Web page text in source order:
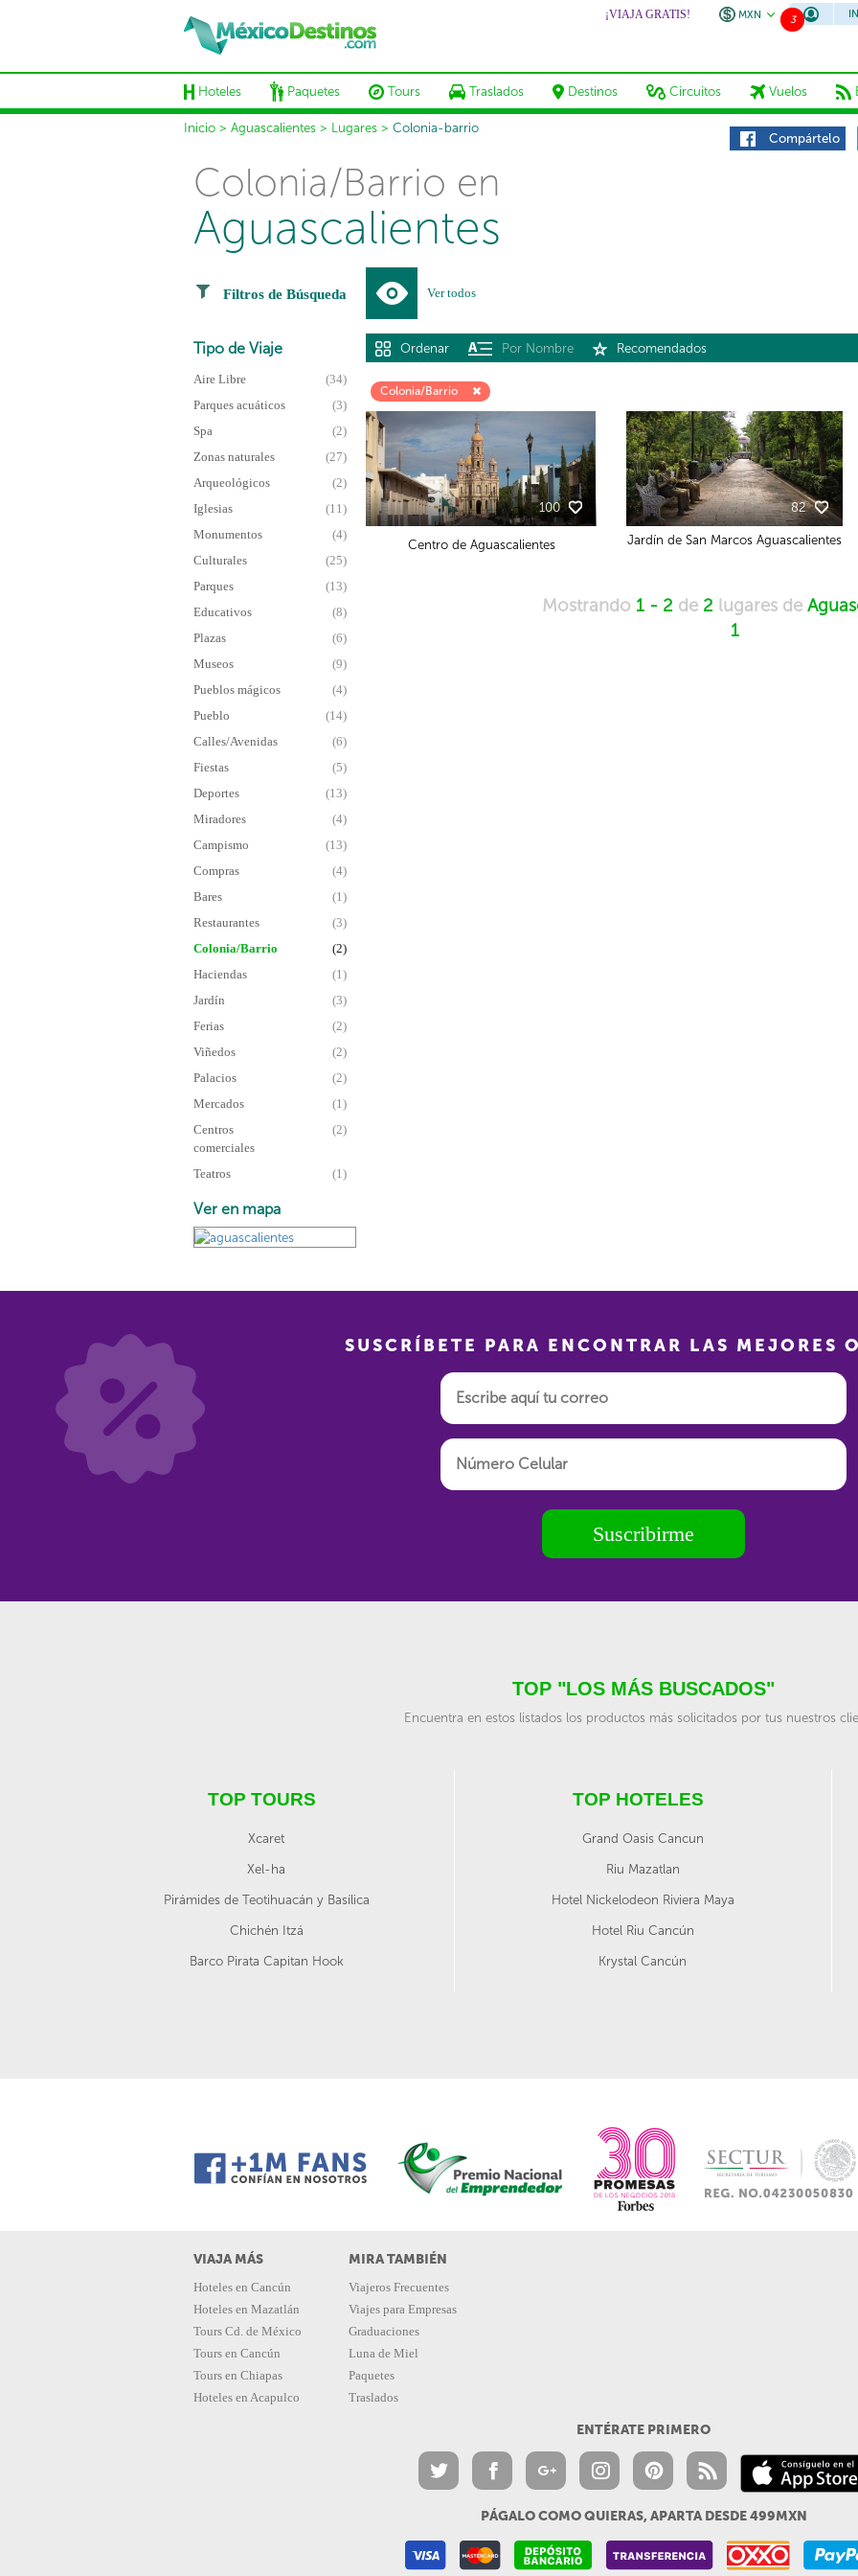
¡VIAJA GRATIS! MXN 3
Hoteles Paquetes Tours Traslados Destinos Circuitos Vuelos
Inicio > Aguascalientes > Lugares > Colonia-barrio
Compártelo
Colonia/Barrio en
Aguascalientes
Ver todos
Filtros de Búsqueda
Tipo de Viaje
Aire Libre
(34)
Parques acuáticos
(3)
Spa
(2)
Zonas naturales
(27)
Arqueológicos
(2)
Iglesias
(11)
Monumentos
(4)
Culturales
(25)
Parques
(13)
Educativos
(8)
Plazas
(6)
Museos
(9)
Pueblos mágicos
(4)
Pueblo
(14)
Calles/Avenidas
(6)
Fiestas
(5)
Deportes
(13)
Miradores
(4)
Campismo
(13)
Compras
(4)
Bares
(1)
Restaurantes
(3)
Colonia/Barrio
(2)
Haciendas
(1)
Jardín
(3)
Ferias
(2)
Viñedos
(2)
Palacios
(2)
Mercados
(1)
Centros
comerciales
(2)
Teatros (1)
Ver en mapa
Ordenar Por Nombre Recomendados
Colonia/Barrio
100
Centro de Aguascalientes
82
Jardín de San Marcos Aguascalientes
Mostrando 1 - 2 de 2 lugares de
1
SUSCRÍBETE PARA ENCONTRAR LAS MEJORES
Suscribirme
TOP "LOS MÁS BUSCADOS"
Encuentra en estos listados los productos más solicitados por tus nuestros
TOP TOURS
Xcaret
Xel-ha
Pirámides de Teotihuacán y Basílica
Chichén Itzá
Barco Pirata Capitan Hook
TOP HOTELES
Grand Oasis Cancun
Riu Mazatlan
Hotel Nickelodeon Riviera Maya
Hotel Riu Cancún
Krystal Cancún
VIAJA MÁS
Hoteles en Cancún
Hoteles en Mazatlán
Tours Cd. de México
Tours en Cancún
Tours en Chiapas
Hoteles en Acapulco
MIRA TAMBIÉN
Viajeros Frecuentes
Viajes para Empresas
Graduaciones
Luna de Miel
Paquetes
Traslados
ENTÉRATE PRIMERO
PÁGALO COMO QUIERAS, APARTA DESDE 499MXN